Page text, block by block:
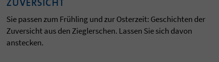
ZUVERSICHT
Sie passen zum Frühling und zur Osterzeit: Geschichten der
Zuversicht aus den Zieglerschen. Lassen Sie sich davon
anstecken.